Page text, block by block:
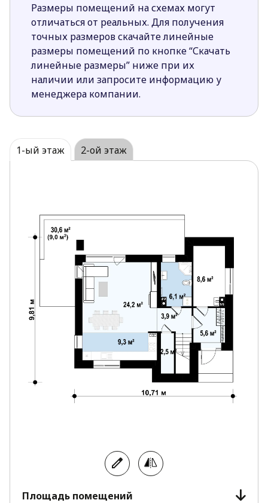
Размеры помещений на схемах могут
отличаться от реальных. Для получения
точных размеров скачайте линейные
размеры помещений по кнопке “Скачать
линейные размеры” ниже при их
наличии или запросите информацию у
менеджера компании.
1-ый этаж 2-ой этаж
Площадь помещений